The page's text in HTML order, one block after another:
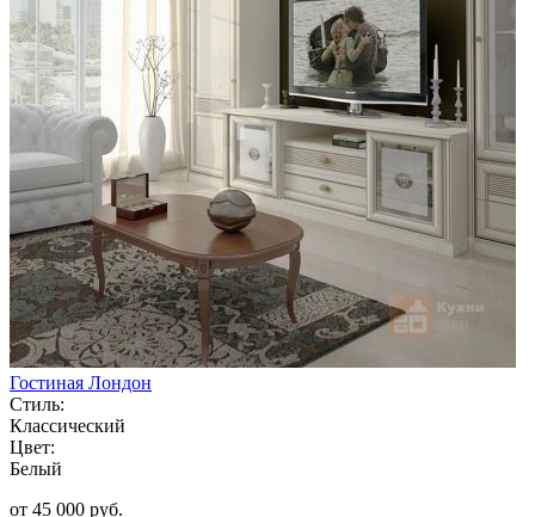
Гостиная Лондон
Стиль:
Классический
Цвет:
Белый
от 45 000 руб.